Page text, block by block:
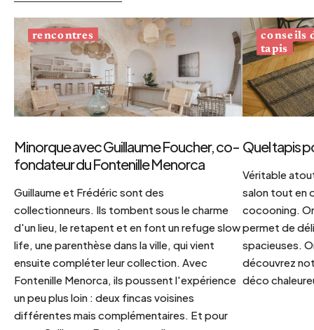
rencontres
Minorque avec Guillaume Foucher, co-
fondateur du Fontenille Menorca
Guillaume et Frédéric sont des
collectionneurs. Ils tombent sous le charme
d'un lieu, le retapent et en font un refuge slow
life, une parenthèse dans la ville, qui vient
ensuite compléter leur collection. Avec
Fontenille Menorca, ils poussent l'expérience
un peu plus loin : deux fincas voisines
différentes mais complémentaires. Et pour
conseils
tapis
Quel tapis
Véritable
salon tout en
cocooning.
permet de
spacieuses.
découvrez
déco